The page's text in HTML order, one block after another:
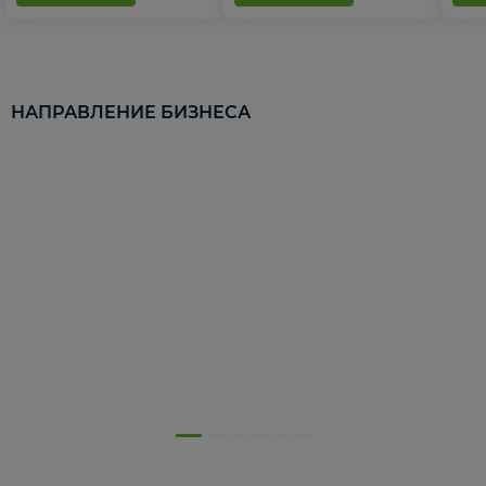
НАПРАВЛЕНИЕ БИЗНЕСА